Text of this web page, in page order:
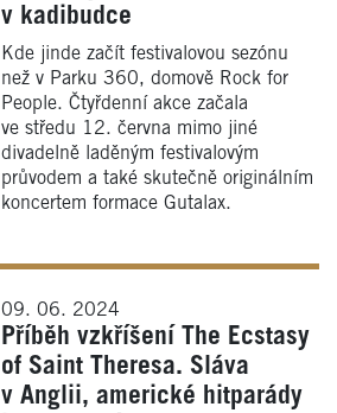
v kadibudce
Kde jinde začít festivalovou sezónu
než v Parku 360, domově Rock for
People. Čtyřdenní akce začala
ve středu 12. června mimo jiné
divadelně laděným festivalovým
průvodem a také skutečně originálním
koncertem formace Gutalax.
09. 06. 2024
Příběh vzkříšení The Ecstasy
of Saint Theresa. Sláva
v Anglii, americké hitparády